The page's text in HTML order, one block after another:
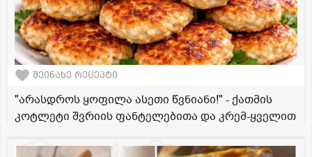
შეინახე რეცეპტი
"არასდროს ყოფილა ასეთი წვნიანი!" - ქათმის
კოტლეტი შვრიის ფანტელებითა და კრემ-ყველით